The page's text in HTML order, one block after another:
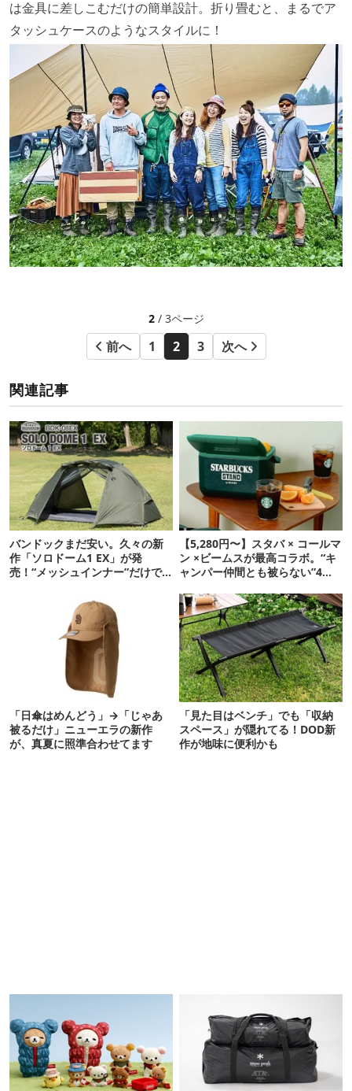
は金具に差しこむだけの簡単設計。折り畳むと、まるでア
タッシュケースのようなスタイルに！
2/ 3ページ
前へ 1 2 3 次へ
関連記事
バンドックまだ安い。久々の新
作「ソロドーム1 EX」が発
売！“メッシュインナー”だけで
【5,280円〜】スタバ × コールマ
ン ×ビームスが最高コラボ。“キ
ャンパー仲間とも被らない”4ア
「日傘はめんどう」→「じゃあ
被るだけ」ニューエラの新作
が、真夏に照準合わせてます
「見た目はベンチ」でも「収納
スペース」が隠れてる！DOD新
作が地味に便利かも